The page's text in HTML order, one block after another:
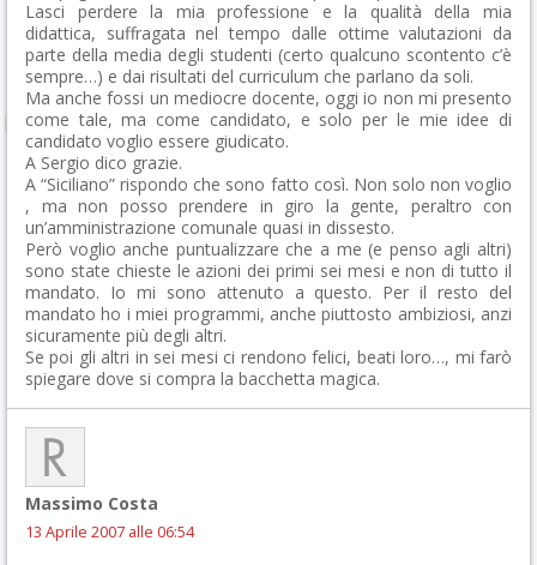
Lasci perdere la mia professione e la qualità della mia
didattica, suffragata nel tempo dalle ottime valutazioni da
parte della media degli studenti (certo qualcuno scontento c’è
sempre…) e dai risultati del curriculum che parlano da soli.
Ma anche fossi un mediocre docente, oggi io non mi presento
come tale, ma come candidato, e solo per le mie idee di
candidato voglio essere giudicato.
A Sergio dico grazie.
A “Siciliano” rispondo che sono fatto così. Non solo non voglio
, ma non posso prendere in giro la gente, peraltro con
un’amministrazione comunale quasi in dissesto.
Però voglio anche puntualizzare che a me (e penso agli altri)
sono state chieste le azioni dei primi sei mesi e non di tutto il
mandato. Io mi sono attenuto a questo. Per il resto del
mandato ho i miei programmi, anche piuttosto ambiziosi, anzi
sicuramente più degli altri.
Se poi gli altri in sei mesi ci rendono felici, beati loro…, mi farò
spiegare dove si compra la bacchetta magica.
Massimo Costa
13 Aprile 2007 alle 06:54